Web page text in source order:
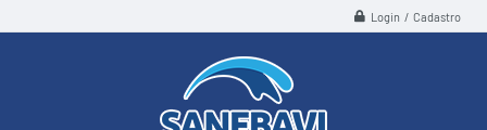
Login / Cadastro